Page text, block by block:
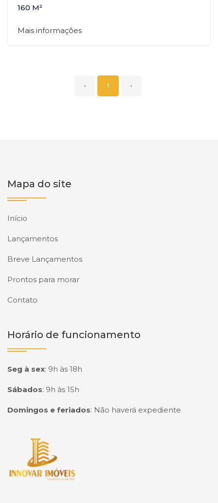
160 M²
Mais informações
‹ 1 ›
Mapa do site
Início
Lançamentos
Breve Lançamentos
Prontos para morar
Contato
Horário de funcionamento
Seg à sex: 9h às 18h
Sábados: 9h às 15h
Domingos e feriados: Não haverá expediente
Página inicial